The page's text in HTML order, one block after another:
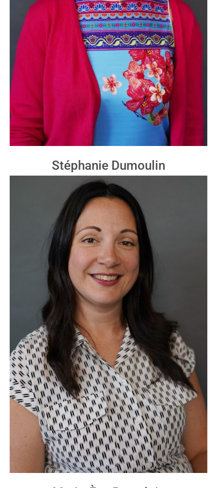
Stéphanie Dumoulin